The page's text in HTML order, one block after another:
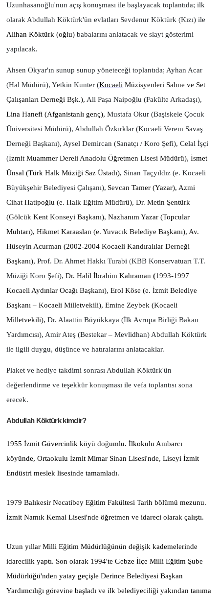
Uzunhasanoğlu'nun açış konuşması ile başlayacak toplantıda; ilk
olarak Abdullah Köktürk'ün evlatları Sevdenur Köktürk (Kızı) ile
Alihan Köktürk (oğlu) babalarını anlatacak ve slayt gösterimi
yapılacak.
Ahsen Okyar'ın sunup sunup yöneteceği toplantıda; Ayhan Acar
(Hal Müdürü), Yetkin Kunter (Kocaeli Müzisyenleri Sahne ve Set
Çalışanları Derneği Bşk.), Ali Paşa Naipoğlu (Fakülte Arkadaşı),
Lina Hanefi (Afganistanlı genç), Mustafa Okur (Başiskele Çocuk
Üniversitesi Müdürü), Abdullah Özkırklar (Kocaeli Verem Savaş
Derneği Başkanı), Aysel Demircan (Sanatçı / Koro Şefi), Celal İşçi
(İzmit Muammer Dereli Anadolu Öğretmen Lisesi Müdürü), İsmet
Ünsal (Türk Halk Müziği Saz Üstadı), Sinan Taçyıldız (e. Kocaeli
Büyükşehir Belediyesi Çalışanı), Sevcan Tamer (Yazar), Azmi
Cihat Hatipoğlu (e. Halk Eğitim Müdürü), Dr. Metin Şentürk
(Gölcük Kent Konseyi Başkanı), Nazhanım Yazar (Topcular
Muhtarı), Hikmet Karaaslan (e. Yuvacık Belediye Başkanı), Av.
Hüseyin Acurman (2002-2004 Kocaeli Kandıralılar Derneği
Başkanı), Prof. Dr. Ahmet Hakkı Turabi (KBB Konservatuarı T.T.
Müziği Koro Şefi), Dr. Halil İbrahim Kahraman (1993-1997
Kocaeli Aydınlar Ocağı Başkanı), Erol Köse (e. İzmit Belediye
Başkanı – Kocaeli Milletvekili), Emine Zeybek (Kocaeli
Milletvekili), Dr. Alaattin Büyükkaya (İlk Avrupa Birliği Bakan
Yardımcısı), Amir Ateş (Bestekar – Mevlidhan) Abdullah Köktürk
ile ilgili duygu, düşünce ve hatıralarını anlatacaklar.
Plaket ve hediye takdimi sonrası Abdullah Köktürk'ün
değerlendirme ve teşekkür konuşması ile vefa toplantısı sona
erecek.
Abdullah Köktürk kimdir?
1955 İzmit Güvercinlik köyü doğumlu. İlkokulu Ambarcı
köyünde, Ortaokulu İzmit Mimar Sinan Lisesi'nde, Liseyi İzmit
Endüstri meslek lisesinde tamamladı.
1979 Balıkesir Necatibey Eğitim Fakültesi Tarih bölümü mezunu.
İzmit Namık Kemal Lisesi'nde öğretmen ve idareci olarak çalıştı.
Uzun yıllar Milli Eğitim Müdürlüğünün değişik kademelerinde
idarecilik yaptı. Son olarak 1994'te Gebze İlçe Milli Eğitim Şube
Müdürlüğü'nden yatay geçişle Derince Belediyesi Başkan
Yardımcılığı görevine başladı ve ilk belediyeciliği yakından tanıma